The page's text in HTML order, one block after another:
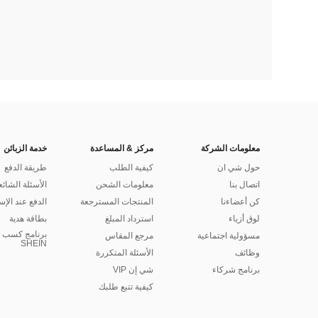
معلومات الشركة
حول شي ان
اتصال بنا
كن أعضاءنا
لوق أزياء
مسؤولية اجتماعية
وظائف
برنامج شركاء
مركز & المساعدة
كيفية الطلب
معلومات الشحن
المنتجات المسترجعة
استرداد المبلغ
مرجع المقاس
الأسئلة المتكررة
شي إن VIP
كيفية تتبع طلبك
خدمة الزبائن
طريقة الدفع
الأسئلة
الدفع عند
بطاقة هدية
برنامج كسب
SHEIN